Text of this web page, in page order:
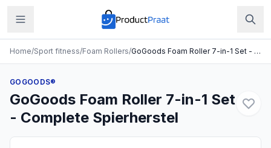
Home/Sport fitness/Foam Rollers/ GoGoods Foam Roller 7-in-1 Set - Complete Spierherstel
GOGOODS®
GoGoods Foam Roller 7-in-1 Set
- Complete Spierherstel